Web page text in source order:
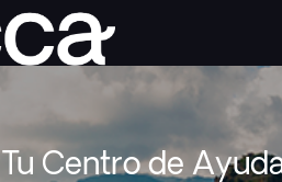
Tu Centro de